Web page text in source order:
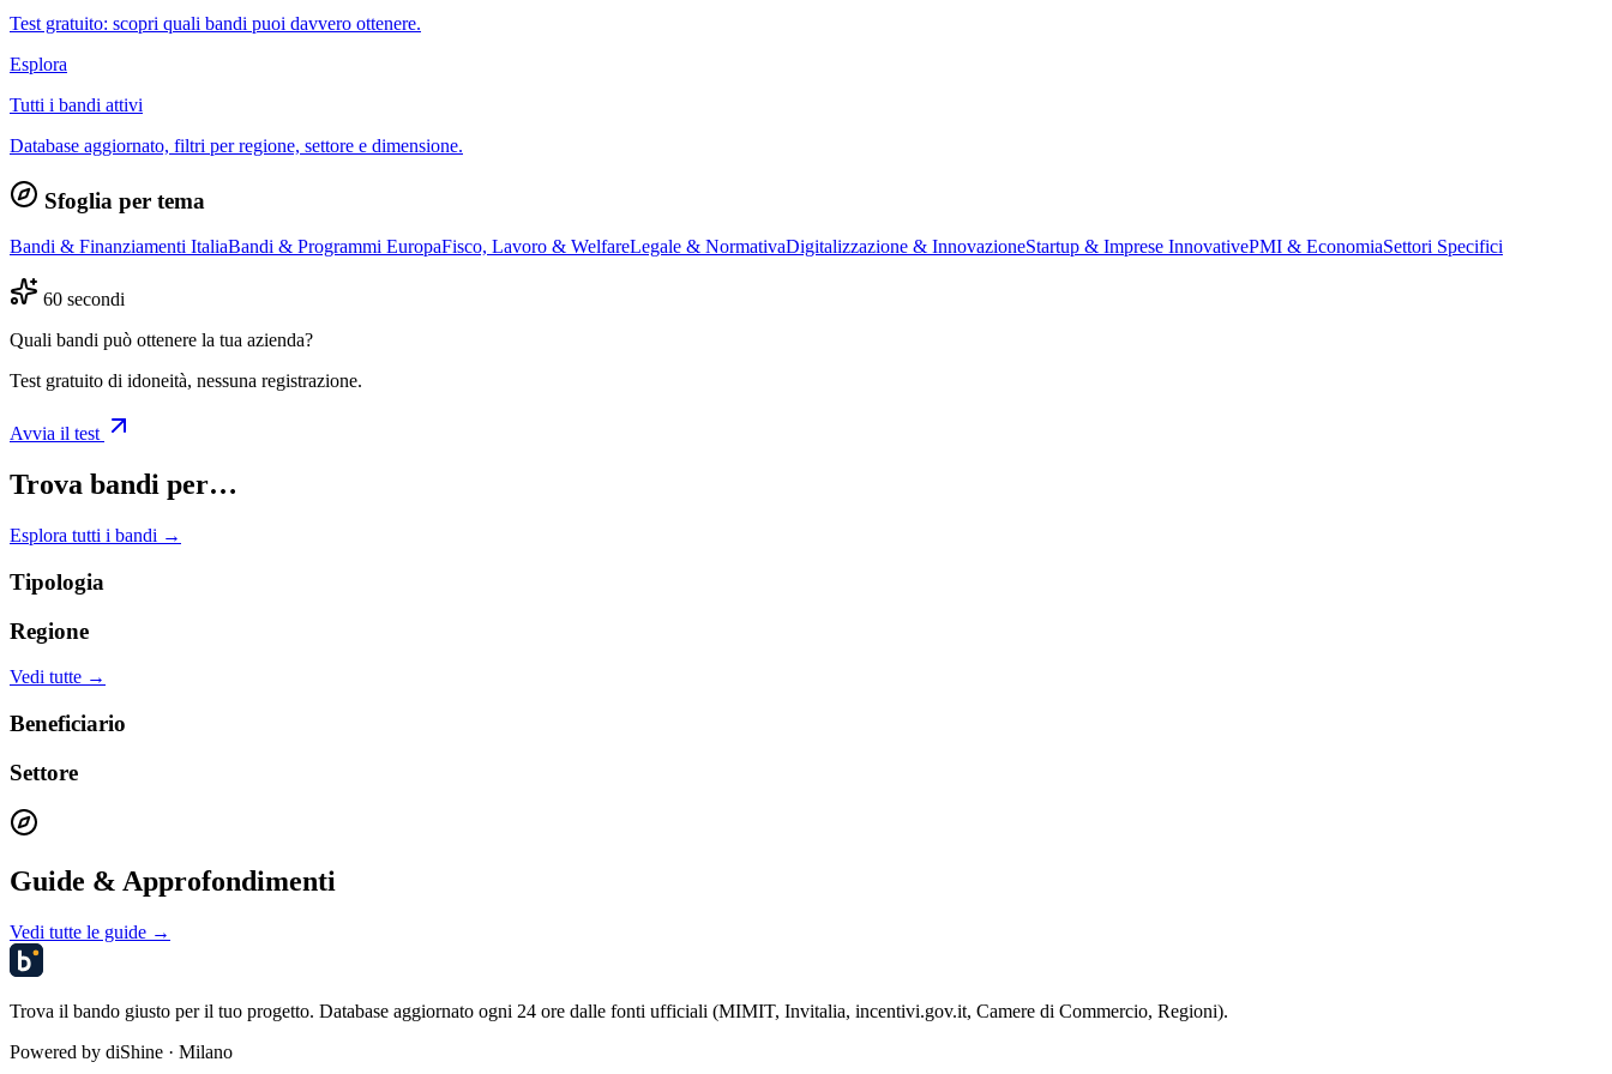
Test gratuito: scopri quali bandi puoi davvero ottenere.
Esplora
Tutti i bandi attivi
Database aggiornato, filtri per regione, settore e dimensione.
Sfoglia per tema
Bandi & Finanziamenti ItaliaBandi & Programmi EuropaFisco, Lavoro & WelfareLegale & NormativaDigitalizzazione & InnovazioneStartup & Imprese InnovativePMI & EconomiaSettori Specifici
60 secondi
Quali bandi può ottenere la tua azienda?
Test gratuito di idoneità, nessuna registrazione.
Avvia il test
Trova bandi per…
Esplora tutti i bandi →
Tipologia
Regione
Vedi tutte →
Beneficiario
Settore
Guide & Approfondimenti
Vedi tutte le guide →
Trova il bando giusto per il tuo progetto. Database aggiornato ogni 24 ore dalle fonti ufficiali (MIMIT, Invitalia, incentivi.gov.it, Camere di Commercio, Regioni).
Powered by diShine · Milano